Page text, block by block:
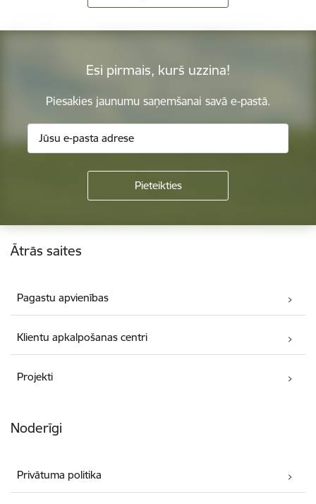
Esi pirmais, kurš uzzina!
Piesakies jaunumu saņemšanai savā e-pastā.
Kājene
Ātrās saites
Pagastu apvienības
Klientu apkalpošanas centri
Projekti
Noderīgi
Privātuma politika